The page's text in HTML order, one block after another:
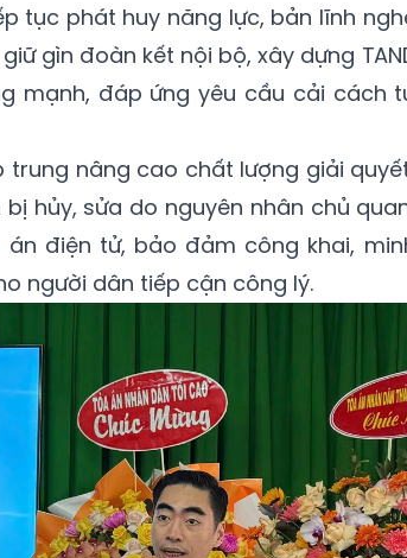
tục phát huy năng lực, bản lĩnh
gìn đoàn kết nội bộ, xây dựng
mạnh, đáp ứng yêu cầu cải cách
trung nâng cao chất lượng giải
hủy, sửa do nguyên nhân chủ
điện tử, bảo đảm công khai,
người dân tiếp cận công lý.